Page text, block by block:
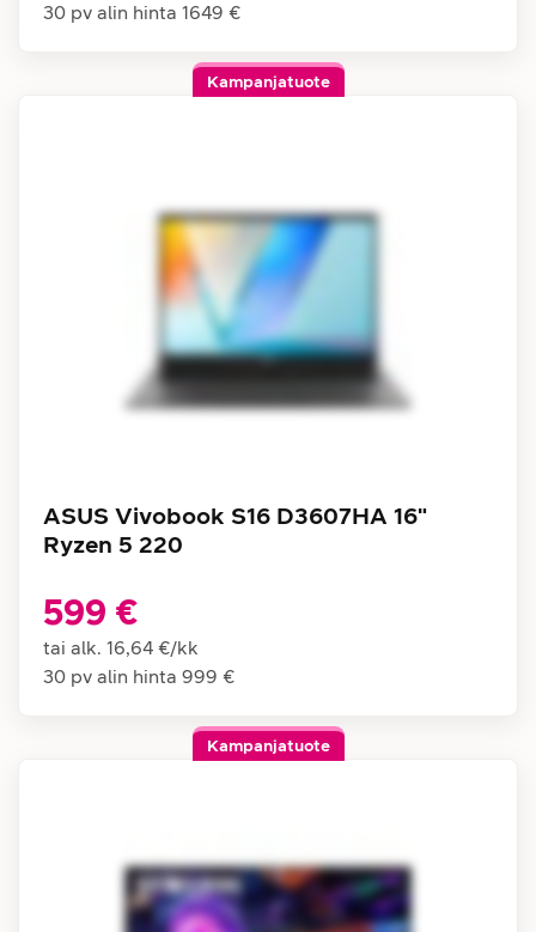
30 pv alin hinta 1649 €
Kampanjatuote
ASUS Vivobook S16 D3607HA 16"
Ryzen 5 220
599 €
tai alk. 16,64 €/kk
30 pv alin hinta 999 €
Kampanjatuote